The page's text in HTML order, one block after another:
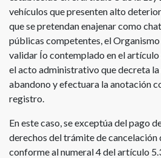
vehículos que presenten alto
que se pretendan enajenar como
públicas competentes, el
validar Ío contemplado en el
el acto administrativo que decreta
abandono y efectuara la anotación
registro.
En este caso, se exceptúa del pago
derechos del trámite de cancelación
conforme al numeral 4 del artículo